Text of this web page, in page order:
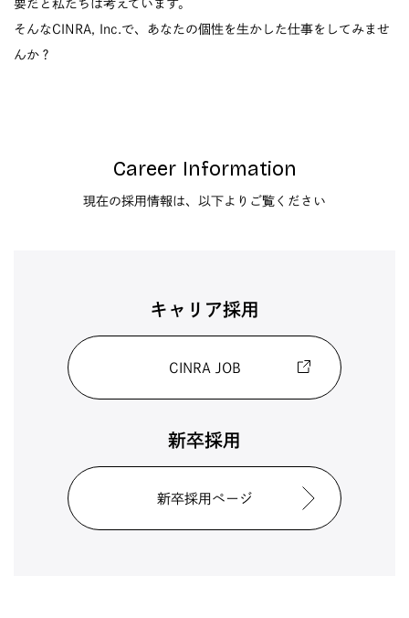
要だと私たちは考えています。
そんなCINRA, Inc.で、あなたの個性を生かした仕事をしてみませ
んか？
Career Information
現在の採用情報は、以下よりご覧ください
キャリア採用
CINRA JOB
新卒採用
新卒採用ページ